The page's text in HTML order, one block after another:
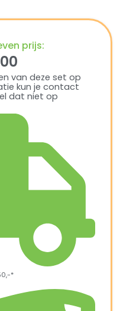
prijs:
van deze set op
kun je contact
dat niet op
*